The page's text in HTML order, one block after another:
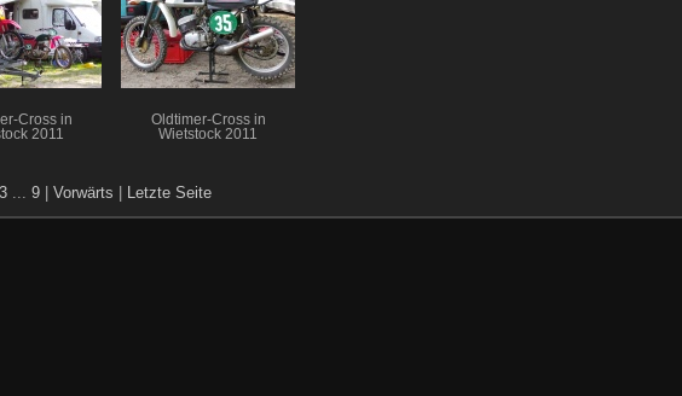
Cross in
2011
Oldtimer-Cross in
Wietstock 2011
3... 9 Vorwärts Letzte Seite